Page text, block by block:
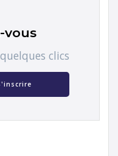
vous
clics